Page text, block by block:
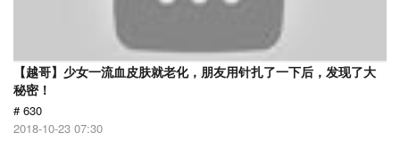
【越哥】少女一流血皮肤就老化，朋友用针扎了一下后，发现了大
秘密！
# 630
2018-10-23 07:30